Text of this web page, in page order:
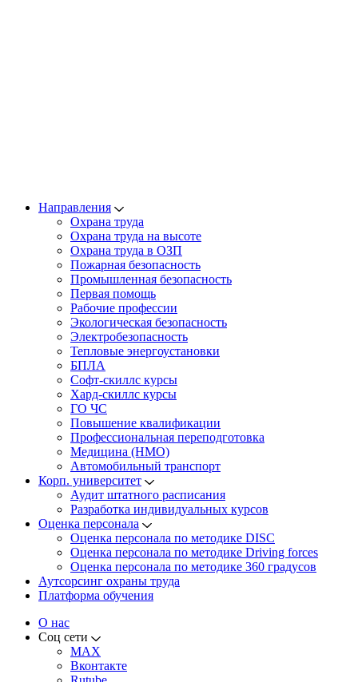
Направления
Охрана труда
Охрана труда на высоте
Охрана труда в ОЗП
Пожарная безопасность
Промышленная безопасность
Первая помощь
Рабочие профессии
Экологическая безопасность
Электробезопасность
Тепловые энергоустановки
БПЛА
Софт-скиллс курсы
Хард-скиллс курсы
ГО ЧС
Повышение квалификации
Профессиональная переподготовка
Медицина (НМО)
Автомобильный транспорт
Корп. университет
Аудит штатного расписания
Разработка индивидуальных курсов
Оценка персонала
Оценка персонала по методике DISC
Оценка персонала по методике Driving forces
Оценка персонала по методике 360 градусов
Аутсорсинг охраны труда
Платформа обучения
О нас
Соц сети
MAX
Вконтакте